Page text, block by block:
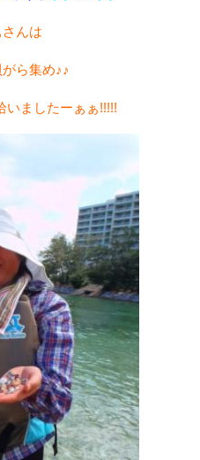
んは
ら集め♪♪
いましたーぁぁ!!!!!